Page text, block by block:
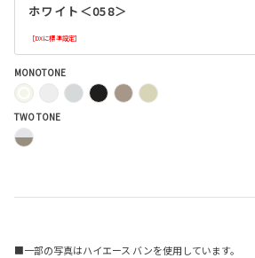
ホワイト＜058＞
［DXに標準設定］
MONOTONE
TWO TONE
■一部の写真はハイエース バンを使用しています。